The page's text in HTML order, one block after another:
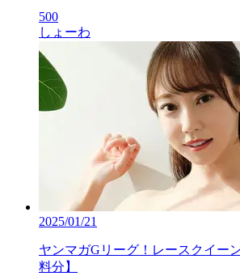
500
しょーわ
2025/01/21
ヤンマガGリーグ！レースクイー
料分】